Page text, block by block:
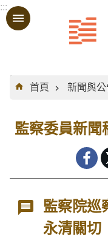
跳到主要內容區塊
:::
:::
首頁
新聞與公
監察委員新聞
監察院巡
永清關切